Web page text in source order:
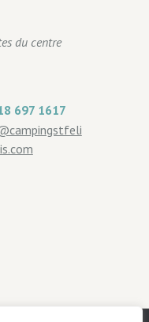
du centre
697 1617